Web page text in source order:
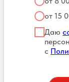
от 15
Даю
с